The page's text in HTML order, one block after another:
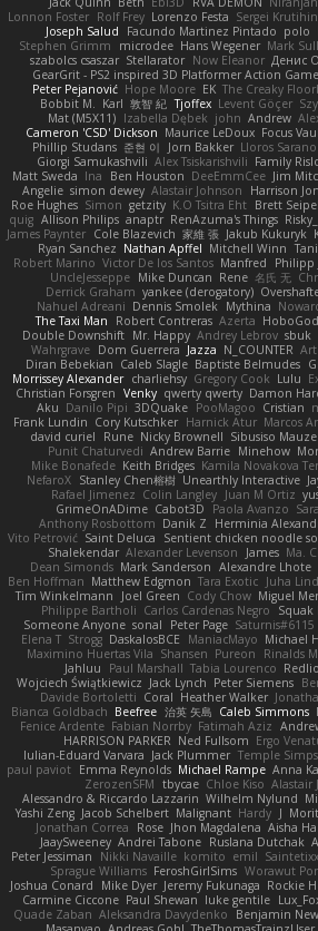
Lonnon Foster Rolf Frey Lorenzo Festa Sergei Krutihin
Joseph Salud
Facundo Martinez Pintado polo
Stephen Grimm
microdee Hans Wegener Mark
szabolcs csaszar Stellarator Now Eleanor Денис
GearGrit - PS2 inspired 3D Platformer Action
Peter Pejanović Hope Moore EK The Creaky
Bobbit M.
Karl 敦智 紀 Tjoffex Levent Göçer
Mat (M5X11) Izabella Dębek john Andrew
Cameron 'CSD' Dickson Maurice LeDoux Focus
Phillip Studans 준현 이 Jorn Bakker Lloros Sarano
Giorgi Samukashvili Alex Tsiskarishvili Family
Matt Sweda Ina Ben Houston DeeEmmCee Jim
Angelie simon dewey Alastair Johnson Harrison
Roe Hughes Simon getzity K.O Tsitra Eht Brett Seipel
quig Allison Philips anaptr RenAzuma's Things
James Paynter Cole Blazevich 家維 張 Jakub Kukuryk
Ryan Sanchez Nathan Apffel Mitchell Winn
Robert Marino Victor De los Santos Manfred Philipp
UncleJesseppe Mike Duncan Rene 名氏 无
Derrick Graham yankee (derogatory)
Nahuel Adreani Dennis Smolek Mythina
The Taxi Man
Robert Contreras Azerta HoboGod
Double Downshift Mr. Happy Andrey Lebrov sbuk
Wahrgrave Dom Guerrera Jazza N_COUNTER
Diran Bebekian Caleb Slagle Baptiste Belmudes
Morrissey Alexander charliehsy Gregory Cook Lulu
Christian Forsgren Venky qwerty qwerty Damon
Aku Danilo Pipi 3DQuake PooMagoo Cristian
Frank Lundin Cory Kutschker Harnick Atur Marcos
david curiel
Rune Nicky Brownell Sibusiso Mauze
Punit Chaturvedi Andrew Barrie Minehow
Mike Bonafede Keith Bridges Kamila Novakova
NefaroX Stanley Chen榕樹 Unearthly Interactive
Rafael Jimenez Colin Langley Juan M Ortiz
GrimeOnADime Cabot3D Paola Avanzo
Anthony Rosbottom Danik Z Herminia
Vito Petrović Saint Deluca Sentient chicken noodle
Shalekendar Alexander Levenson James Ma.
Dean Simonds Mark Sanderson Alexandre Lhote
Ben Hoffman Matthew Edgmon Tara Exotic Juha
Tim Winkelmann
Joel Green Cody Chow Miguel
Philippe Bartholi Carlos Cardenas Negro Squak
Someone Anyone sonal Peter Page Saturnis#6115
Elena T Strogg DaskalosBCE ManiacMayo Michael
Maximino Huertas Vila Shansen Pureon Rinalds
Jahluu
Paul Marshall Tabia Lourenco
Wojciech Świątkiewicz Jack Lynch Peter Siemens
Davide Bortoletti Coral Heather Walker
Bianca Goldbach Beefree 治英 矢島 Caleb Simmons
Fenice Ardente Fabian Norrby Fatimah Aziz
HARRISON PARKER Ned Fullsom Ergo
Iulian-Eduard Varvara Jack Plummer Temple
paul paviot Emma Reynolds Michael Rampe Anna
ZerozenSFM tbycae Chloe Kiso Alastair
Alessandro & Riccardo Lazzarin Wilhelm Nylund
Yashi Zeng Jacob Schelbert Malignant Hardy J
Jonathan Correa
Rose Jhon Magdalena Aisha
JaaySweeney Andrei Tabone Ruslana Dutchak
Peter Jessiman
Nikki Navaille komito emil Saintetixx
Sprague Williams FeroshGirlSims Worawut
Joshua Conard
Mike Dyer Jeremy Fukunaga Rockie
Carmine Ciccone Paul Shewan luke gentile
Quade Zaban Aleksandra Davydenko Benjamin